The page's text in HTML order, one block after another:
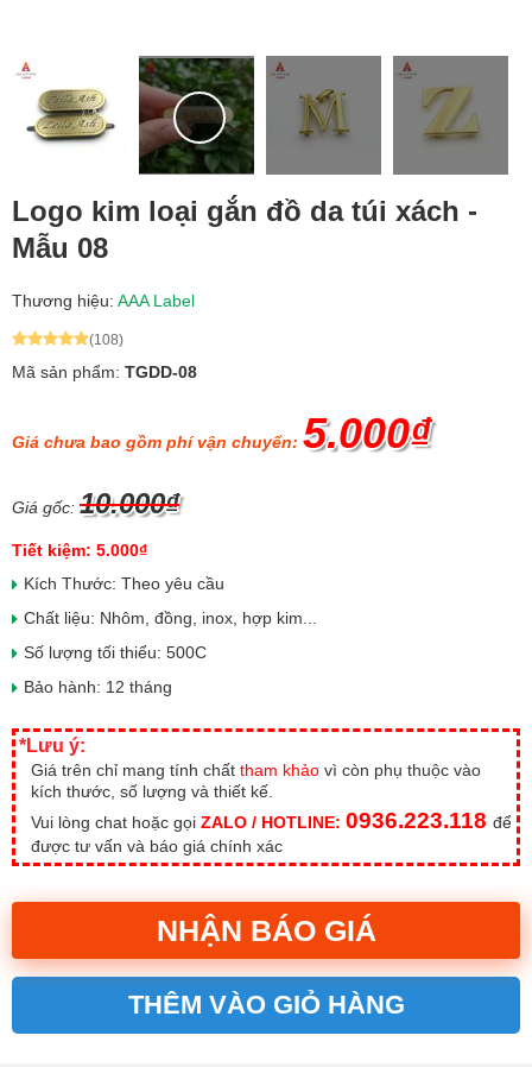
Logo kim loại gắn đồ da túi xách -
Mẫu 08
Thương hiệu: AAA Label
(108)
Mã sản phẩm: TGDD-08
Giá chưa bao gồm phí vận chuyển: 5.000₫
Giá gốc: 10.000₫
Tiết kiệm: 5.000₫
Kích Thước: Theo yêu cầu
Chất liệu: Nhôm, đồng, inox, hợp kim...
Số lượng tối thiểu: 500C
Bảo hành: 12 tháng
*Lưu ý:
Giá trên chỉ mang tính chất tham khảo vì còn phụ thuộc vào
kích thước, số lượng và thiết kế.
Vui lòng chat hoặc gọi ZALO / HOTLINE: 0936.223.118 để
được tư vấn và báo giá chính xác
NHẬN BÁO GIÁ
THÊM VÀO GIỎ HÀNG